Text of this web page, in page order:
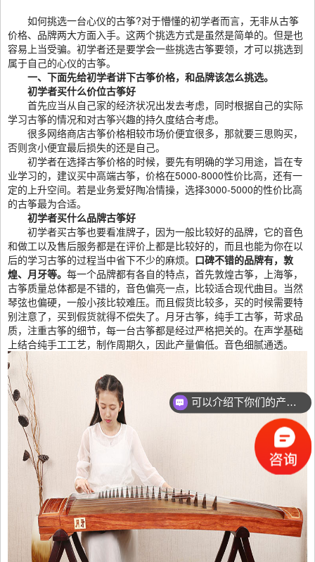
如何挑选一台心仪的古筝?对于懵懂的初学者而言，无非从古筝
价格、品牌两大方面入手。这两个挑选方式是虽然是简单的。但是也
容易上当受骗。初学者还是要学会一些挑选古筝要领，才可以挑选到
属于自己的心仪的古筝。
一、下面先给初学者讲下古筝价格，和品牌该怎么挑选。
初学者买什么价位古筝好
首先应当从自己家的经济状况出发去考虑，同时根据自己的实际
学习古筝的情况和对古筝兴趣的持久度结合考虑。
很多网络商店古筝价格相较市场价便宜很多，那就要三思购买，
否则贪小便宜最后损失的还是自己。
初学者在选择古筝价格的时候，要先有明确的学习用途，旨在专
业学习的，建议买中高端古筝，价格在5000-8000性价比高，还有一
定的上升空间。若是业务爱好陶冶情操，选择3000-5000的性价比高
的古筝最为合适。
初学者买什么品牌古筝好
初学者买古筝也要看准牌子，因为一般比较好的品牌，它的音色
和做工以及售后服务都是在评价上都是比较好的，而且也能为你在以
后的学习古筝的过程当中省下不少的麻烦。 口碑不错的品牌有，敦
煌、月牙等。 每一个品牌都有各自的特点，首先敦煌古筝，上海筝，
古筝质量总体都是不错的，音色偏亮一点，比较适合现代曲目。当然
琴弦也偏硬，一般小孩比较难压。而且假货比较多，买的时候需要特
别注意了，买到假货就得不偿失了。月牙古筝，纯手工古筝，苛求品
质，注重古筝的细节，每一台古筝都是经过严格把关的。在声学基础
上结合纯手工工艺，制作周期久，因此产量偏低。音色细腻通透。
可以介绍下你们的产品么？